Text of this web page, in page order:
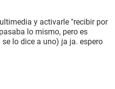
y activarle "recibir por
lo mismo, pero es
lo dice a uno) ja ja. espero